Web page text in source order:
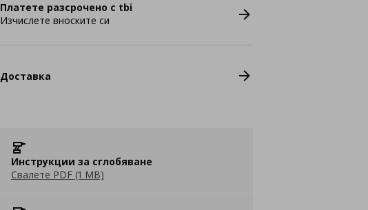
Платете разсрочено с tbi
Изчислете вноските си
Доставка
Инструкции за сглобяване
Свалете PDF (1 MB)